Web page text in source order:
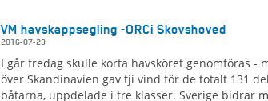
VM havskappsegling -ORCi Skovshoved
2016-07-23
I går fredag skulle korta havsköret genomföras -
över Skandinavien gav tji vind för de totalt 131
båtarna, uppdelade i tre klasser. Sverige bidrar